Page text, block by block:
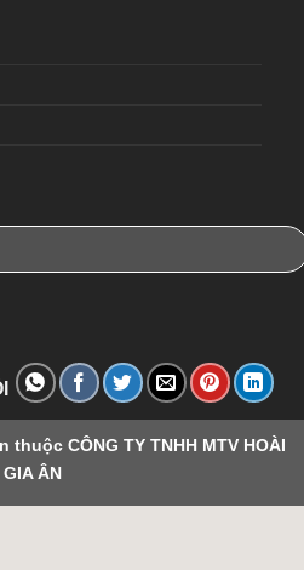
thuộc CÔNG TY TNHH MTV HOÀI
GIA ÂN